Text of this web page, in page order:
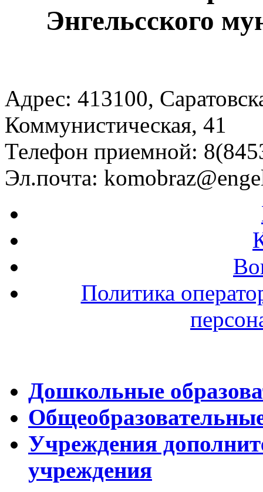
Энгельcского
Адрес: 413100,
Коммунистическая, 41
Телефон приемной:
Эл.почта:
Политика
Дошкольные
Учреждения
учреждения